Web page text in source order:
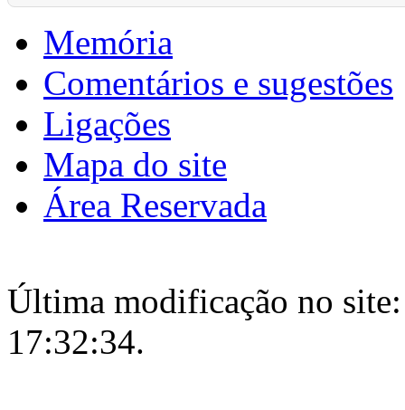
Memória
Comentários e sugestões
Ligações
Mapa do site
Área Reservada
Última modificação no
17:32:34.